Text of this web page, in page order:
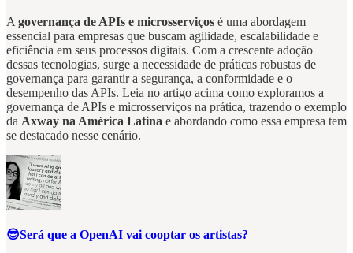
A governança de APIs e microsserviços é uma abordagem
essencial para empresas que buscam agilidade, escalabilidade e
eficiência em seus processos digitais. Com a crescente adoção
dessas tecnologias, surge a necessidade de práticas robustas de
governança para garantir a segurança, a conformidade e o
desempenho das APIs. Leia no artigo acima como exploramos a
governança de APIs e microsserviços na prática, trazendo o exemplo
da Axway na América Latina e abordando como essa empresa tem
se destacado nesse cenário.
😎Será que a OpenAI vai cooptar os artistas?